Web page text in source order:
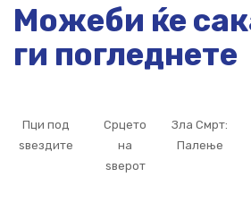
Можеби ќе
ги погледнете
Пци под
ѕвездите
Срцето
на
ѕверот
Зла Смрт:
Палење